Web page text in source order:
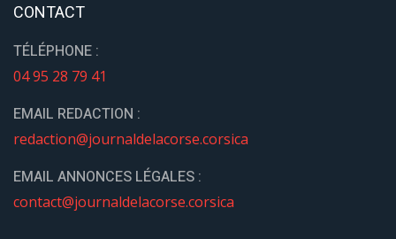
CONTACT
TÉLÉPHONE :
04 95 28 79 41
EMAIL REDACTION :
redaction@journaldelacorse.corsica
EMAIL ANNONCES LÉGALES :
contact@journaldelacorse.corsica